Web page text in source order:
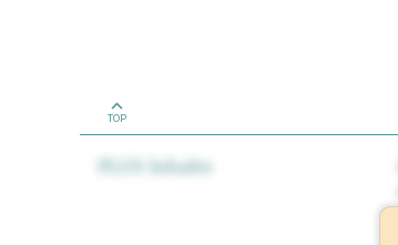
TOP
PLUS Inhalte